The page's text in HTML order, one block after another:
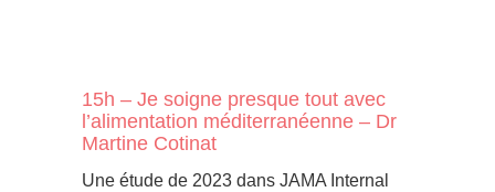
15h – Je soigne presque tout avec
l’alimentation méditerranéenne – Dr
Martine Cotinat
Une étude de 2023 dans JAMA Internal